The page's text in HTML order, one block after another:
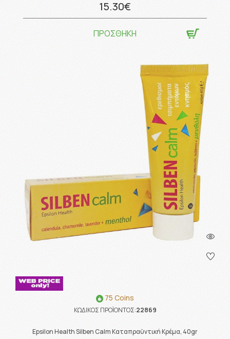
15.30€
ΠΡΟΣΘΗΚΗ
75 Coins
ΚΩΔΙΚΟΣ ΠΡΟΪΟΝΤΟΣ:22869
Epsilon Health Silben Calm Καταπραϋντική Κρέμα, 40gr